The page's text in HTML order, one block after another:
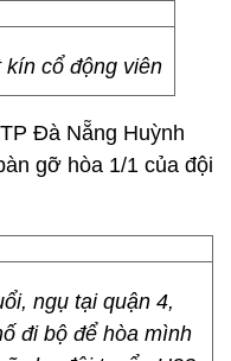
bùng nổ sau bàn
cổ động viên
kín cổ động viên